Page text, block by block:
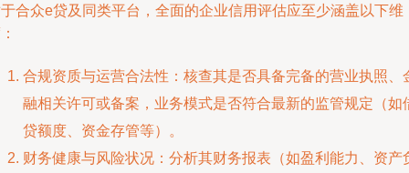
合众e贷及同类平台，全面的企业信用评估应至少涵盖以下维
合规资质与运营合法性：核查其是否具备完备的营业执照、
融相关许可或备案，业务模式是否符合最新的监管规定（如
贷额度、资金存管等）。
财务健康与风险状况：分析其财务报表（如盈利能力、资产